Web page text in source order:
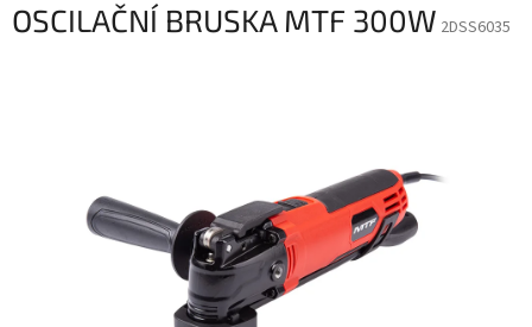
OSCILAČNÍ BRUSKA MTF 300W 2DSS6035